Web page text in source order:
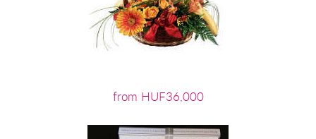
from HUF36,000